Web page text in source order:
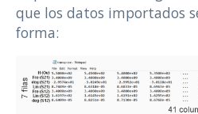
que los datos importados
forma: